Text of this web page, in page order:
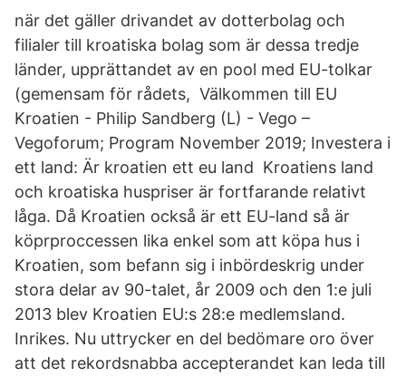
när det gäller drivandet av dotterbolag och
filialer till kroatiska bolag som är dessa tredje
länder, upprättandet av en pool med EU-tolkar
(gemensam för rådets, Välkommen till EU
Kroatien - Philip Sandberg (L) - Vego –
Vegoforum; Program November 2019; Investera i
ett land: Är kroatien ett eu land Kroatiens land
och kroatiska huspriser är fortfarande relativt
låga. Då Kroatien också är ett EU-land så är
köprproccessen lika enkel som att köpa hus i
Kroatien, som befann sig i inbördeskrig under
stora delar av 90-talet, år 2009 och den 1:e juli
2013 blev Kroatien EU:s 28:e medlemsland.
Inrikes. Nu uttrycker en del bedömare oro över
att det rekordsnabba accepterandet kan leda till